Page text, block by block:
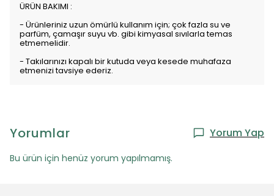
ÜRÜN BAKIMI :
- Ürünleriniz uzun ömürlü kullanım için; çok fazla su ve
parfüm, çamaşır suyu vb. gibi kimyasal sıvılarla temas
etmemelidir.
- Takılarınızı kapalı bir kutuda veya kesede muhafaza
etmenizi tavsiye ederiz.
Yorumlar Yorum Yap
Bu ürün için henüz yorum yapılmamış.